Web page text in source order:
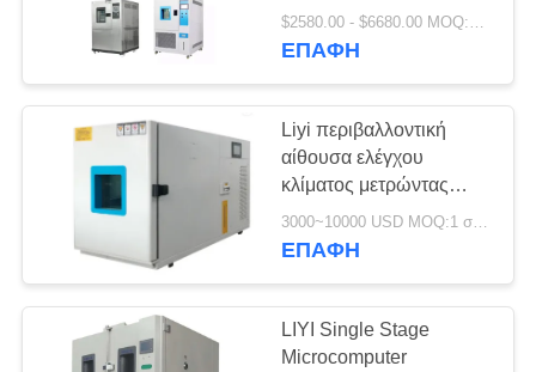
περιβαλλοντική αίθουσα
δοκιμής κλίματος
$2580.00 - $6680.00 MOQ:1 σετ
ΕΠΑΦΉ
Liyi περιβαλλοντική
αίθουσα ελέγχου
κλίματος μετρώντας
συσκευών τεχνητή
3000~10000 USD MOQ:1 σύνολο
ΕΠΑΦΉ
LIYI Single Stage
Microcomputer